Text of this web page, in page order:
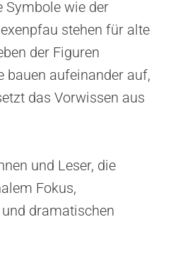
Symbole wie der
stehen für alte
der Figuren
bauen aufeinander auf,
das Vorwissen aus
und Leser, die
Fokus,
dramatischen